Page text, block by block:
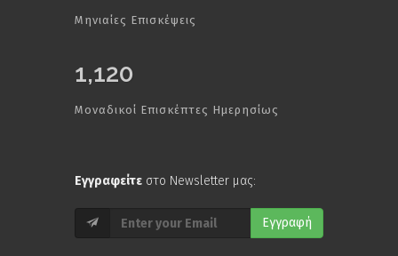
Μηνιαίες Επισκέψεις
1,120
Μοναδικοί Επισκέπτες Ημερησίως
Εγγραφείτε στο Newsletter μας:
Εγγραφή